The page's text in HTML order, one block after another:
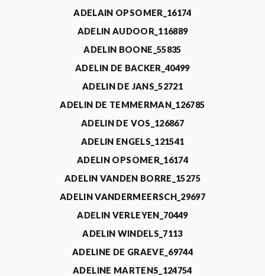
ADELAIN OPSOMER_16174
ADELIN AUDOOR_116889
ADELIN BOONE_55835
ADELIN DE BACKER_40499
ADELIN DE JANS_52721
ADELIN DE TEMMERMAN_126785
ADELIN DE VOS_126867
ADELIN ENGELS_121541
ADELIN OPSOMER_16174
ADELIN VANDEN BORRE_15275
ADELIN VANDERMEERSCH_29697
ADELIN VERLEYEN_70449
ADELIN WINDELS_7113
ADELINE DE GRAEVE_69744
ADELINE MARTENS_124754